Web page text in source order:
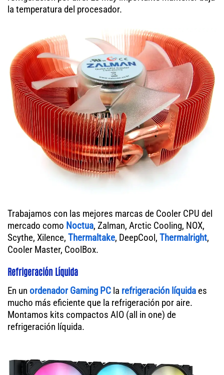
la temperatura del procesador.
Trabajamos con las mejores marcas de Cooler CPU del
mercado como Noctua, Zalman, Arctic Cooling, NOX,
Scythe, Xilence, Thermaltake, DeepCool, Thermalright,
Cooler Master, CoolBox.
Refrigeración Líquida
En un ordenador Gaming PC la refrigeración líquida es
mucho más eficiente que la refrigeración por aire.
Montamos kits compactos AIO (all in one) de
refrigeración líquida.